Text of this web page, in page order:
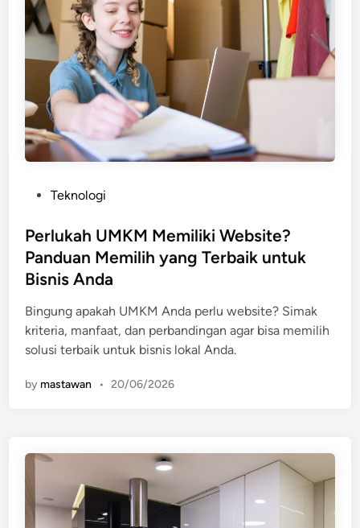
s
t
e
i
n
Teknologi
Perlukah UMKM Memiliki Website?
Panduan Memilih yang Terbaik untuk
Bisnis Anda
Bingung apakah UMKM Anda perlu website? Simak
kriteria, manfaat, dan perbandingan agar bisa memilih
solusi terbaik untuk bisnis lokal Anda.
by mastawan • 20/06/2026